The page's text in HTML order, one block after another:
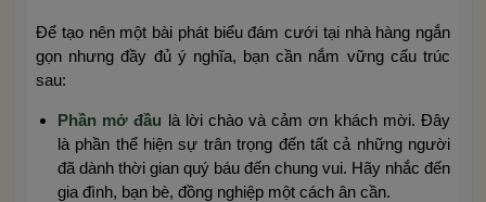
Để tạo nên một bài phát biểu đám cưới tại nhà hàng ngắn
gọn nhưng đầy đủ ý nghĩa, bạn cần nắm vững cấu trúc
sau:
Phần mở đầu là lời chào và cảm ơn khách mời. Đây
là phần thể hiện sự trân trọng đến tất cả những người
đã dành thời gian quý báu đến chung vui. Hãy nhắc đến
gia đình, bạn bè, đồng nghiệp một cách ân cần.